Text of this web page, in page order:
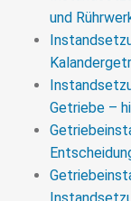
und
Getriebe –